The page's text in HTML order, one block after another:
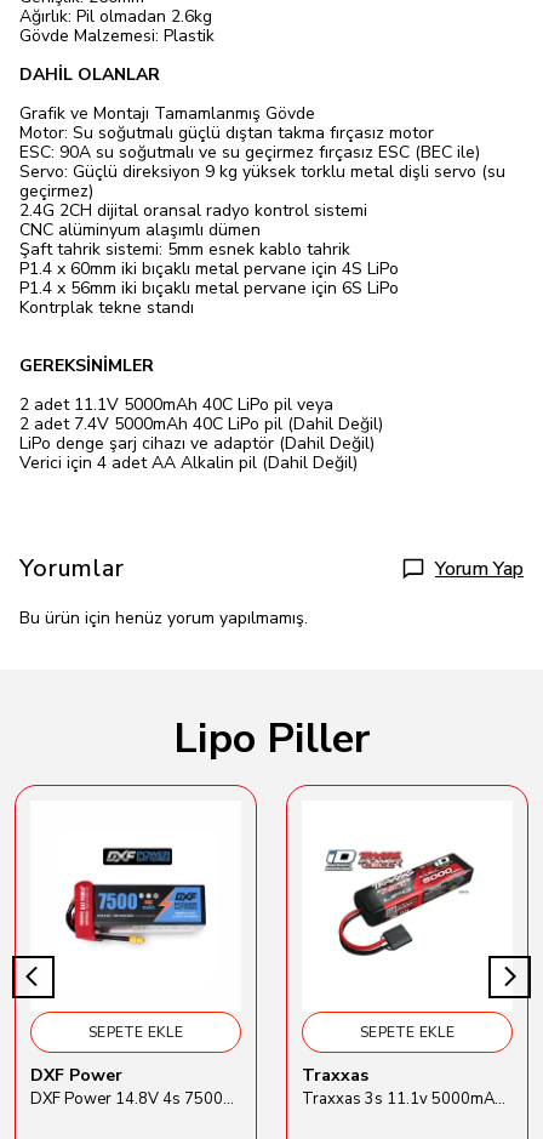
Ağırlık: Pil olmadan 2.6kg
Gövde Malzemesi: Plastik
DAHİL OLANLAR
Grafik ve Montajı Tamamlanmış Gövde
Motor: Su soğutmalı güçlü dıştan takma fırçasız motor
ESC: 90A su soğutmalı ve su geçirmez fırçasız ESC (BEC ile)
Servo: Güçlü direksiyon 9 kg yüksek torklu metal dişli servo (su
geçirmez)
2.4G 2CH dijital oransal radyo kontrol sistemi
CNC alüminyum alaşımlı dümen
Şaft tahrik sistemi: 5mm esnek kablo tahrik
P1.4 x 60mm iki bıçaklı metal pervane için 4S LiPo
P1.4 x 56mm iki bıçaklı metal pervane için 6S LiPo
Kontrplak tekne standı
GEREKSİNİMLER
2 adet 11.1V 5000mAh 40C LiPo pil veya
2 adet 7.4V 5000mAh 40C LiPo pil (Dahil Değil)
LiPo denge şarj cihazı ve adaptör (Dahil Değil)
Verici için 4 adet AA Alkalin pil (Dahil Değil)
Yorumlar Yorum Yap
Bu ürün için henüz yorum yapılmamış.
Lipo Piller
SEPETE EKLE
DXF Power
DXF Power 14.8V 4s 7500mAh 80C Hardcase Lipo Batarya
SEPETE EKLE
Traxxas
Traxxas 3s 11.1v 5000mAh Lipo Batarya (TRX 2872X)